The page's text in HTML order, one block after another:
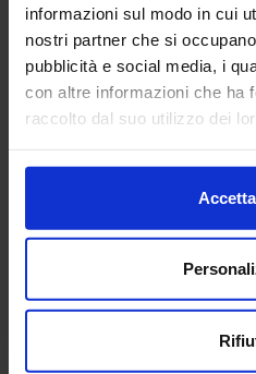
informazioni sul modo in cui
nostri partner che si
pubblicità e social media, i
con altre informazioni che ha
raccolto dal suo utilizzo dei
Divano 09
Categorie Blocchi CAD
Arredi interni